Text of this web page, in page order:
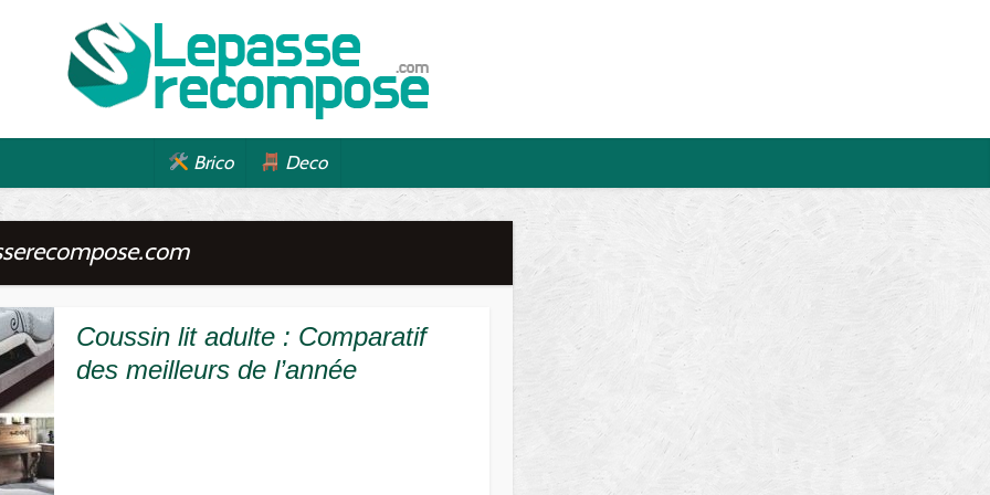
Brico Deco
Coussin lit adulte : Comparatif
des meilleurs de l’année